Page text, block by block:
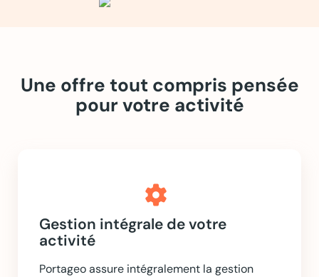
Une offre tout compris pensée
pour votre activité
settings
Gestion intégrale de votre
activité
Portageo assure intégralement la gestion